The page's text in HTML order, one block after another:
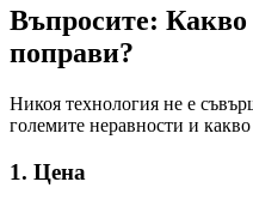
Въпросите: Какво
поправи?
Никоя технология не е
големите неравности и
1. Цена